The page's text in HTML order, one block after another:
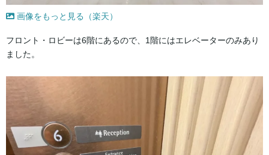
画像をもっと見る（楽天）
フロント・ロビーは6階にあるので、1階にはエレベーターのみあり
ました。